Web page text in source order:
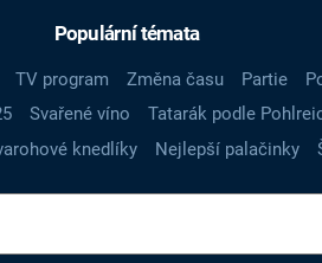
Populární témata
TV program Změna času Partie
Svařené víno Tatarák podle
knedlíky Nejlepší palačinky